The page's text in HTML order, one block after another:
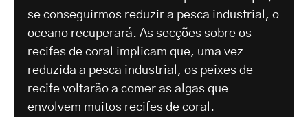
se conseguirmos reduzir a pesca industrial, o
oceano recuperará. As secções sobre os
recifes de coral implicam que, uma vez
reduzida a pesca industrial, os peixes de
recife voltarão a comer as algas que
envolvem muitos recifes de coral.